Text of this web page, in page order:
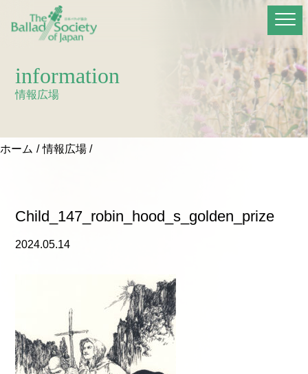
information
情報広場
ホーム 情報広場
Child_147_robin_hood_s_golden_prize
2024.05.14